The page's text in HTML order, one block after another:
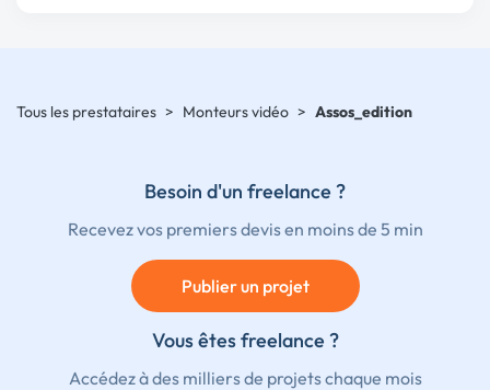
Tous les prestataires > Monteurs vidéo > Assos_edition
Besoin d'un freelance ?
Recevez vos premiers devis en moins de 5 min
Publier un projet
Vous êtes freelance ?
Accédez à des milliers de projets chaque mois